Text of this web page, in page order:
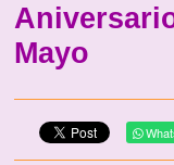
Mayo